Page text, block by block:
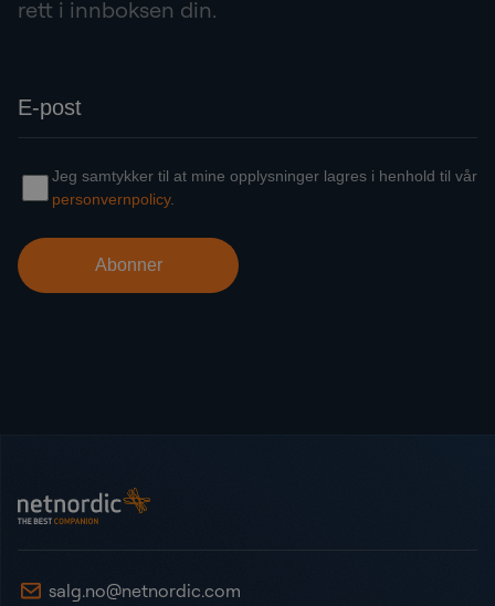
rett i innboksen din.
NetNordic Norway
salg.no@netnordic.com